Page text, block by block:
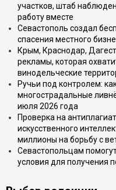
участков, штаб
работу вместе
Севастополь создал
спасения местного
Крым, Краснодар,
рекламы, которая
винодельческие
Ручьи под контролем:
многострадальные
июля 2026 года
Проверка на
искусственного
миллионы на борьбу с
Севастопольцам
условия для получения